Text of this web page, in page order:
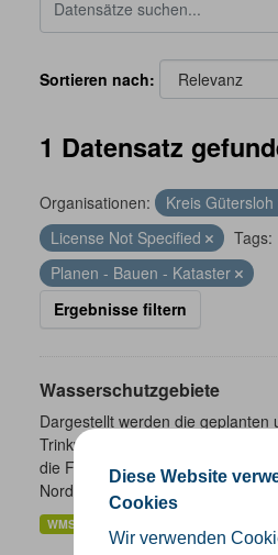
Diese Website
Cookies
Wir verwenden
Sortieren nach
1 Datensatz
Organisationen: Kreis Gütersloh
License Not Specified
Tags:
Planen - Bauen - Kataster
Ergebnisse filtern
Wasserschutzgebiete
Dargestellt werden die geplanten
Trinkwasser- und
die Festsetzung von
Nordrhein-Westfalen...
WMS